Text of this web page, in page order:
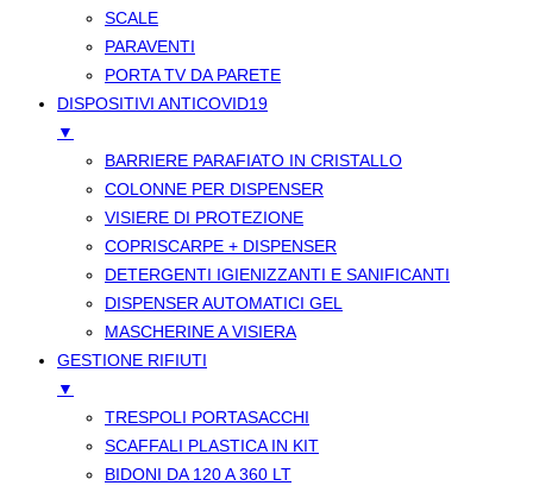
SCALE
PARAVENTI
PORTA TV DA PARETE
DISPOSITIVI ANTICOVID19
▼
BARRIERE PARAFIATO IN CRISTALLO
COLONNE PER DISPENSER
VISIERE DI PROTEZIONE
COPRISCARPE + DISPENSER
DETERGENTI IGIENIZZANTI E SANIFICANTI
DISPENSER AUTOMATICI GEL
MASCHERINE A VISIERA
GESTIONE RIFIUTI
▼
TRESPOLI PORTASACCHI
SCAFFALI PLASTICA IN KIT
BIDONI DA 120 A 360 LT